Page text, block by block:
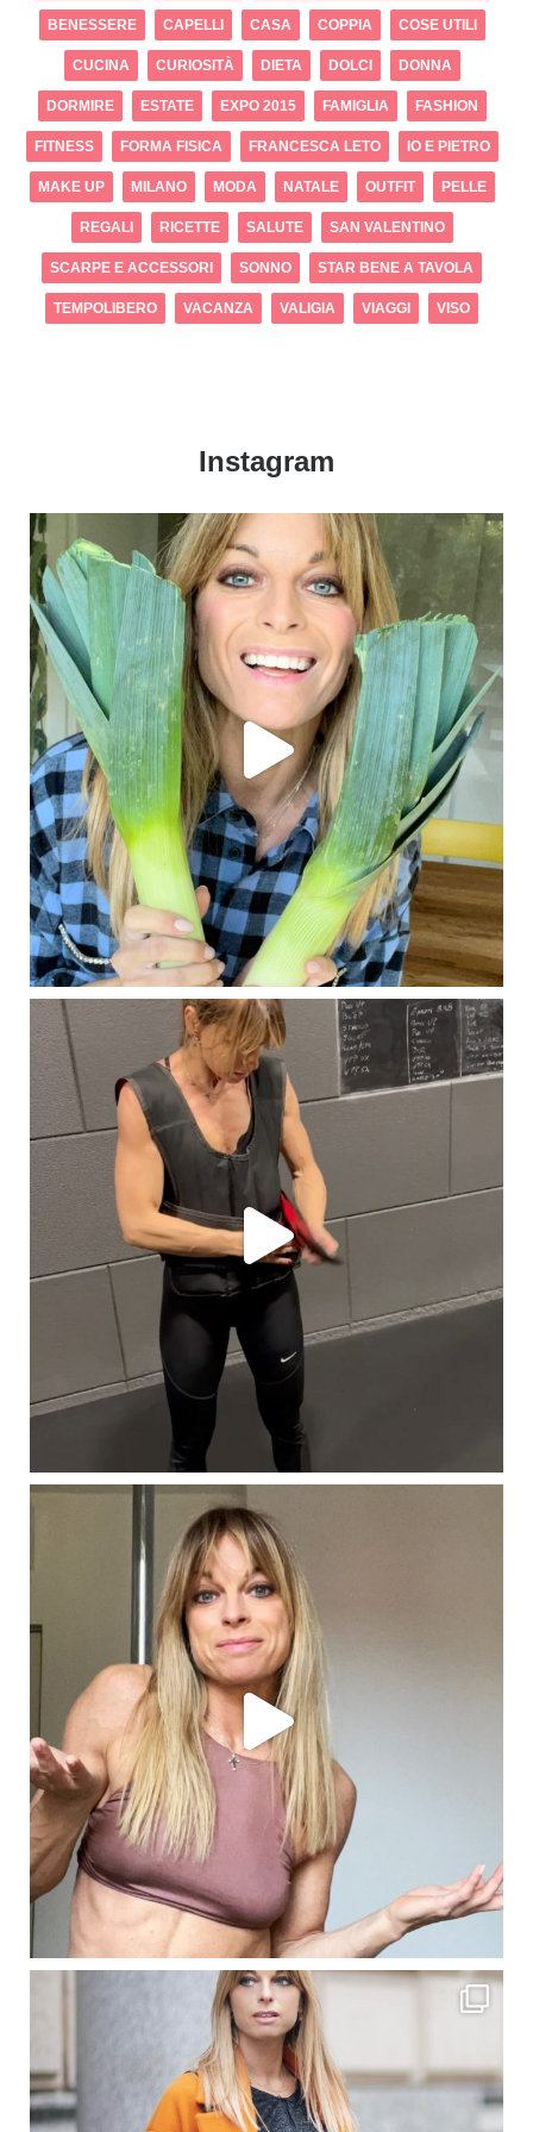
BENESSERE CAPELLI CASA COPPIA COSE UTILI
CUCINA CURIOSITÀ DIETA DOLCI DONNA
DORMIRE ESTATE EXPO 2015 FAMIGLIA FASHION
FITNESS FORMA FISICA FRANCESCA LETO IO E PIETRO
MAKE UP MILANO MODA NATALE OUTFIT PELLE
REGALI RICETTE SALUTE SAN VALENTINO
SCARPE E ACCESSORI SONNO STAR BENE A TAVOLA
TEMPOLIBERO VACANZA VALIGIA VIAGGI VISO
Instagram